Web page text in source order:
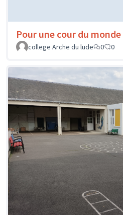
Pour une cour du monde
college Arche du lude
0 0